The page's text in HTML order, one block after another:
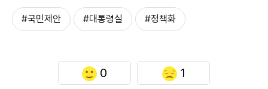
#국민제안 #대통령실 #정책화
0 1